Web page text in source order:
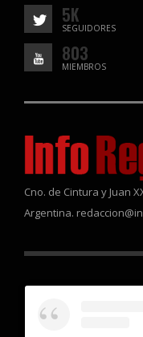
5K
SEGUIDORES
803
MIEMBROS
Cno. de Cintura y Juan
Argentina.